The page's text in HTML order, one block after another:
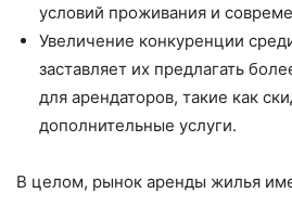
условий проживания и
Увеличение конкуренции
заставляет их предлагать
для арендаторов, такие как
дополнительные услуги.
В целом, рынок аренды жилья